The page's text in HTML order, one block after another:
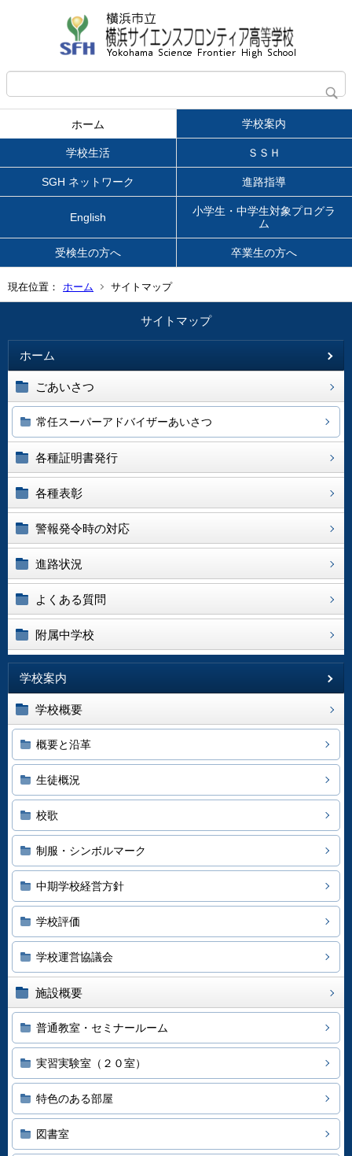
ホーム 学校案内
学校生活 ＳＳＨ
SGH ネットワーク 進路指導
English
小学生・中学生対象プログラ
ム
受検生の方へ 卒業生の方へ
現在位置： ホーム サイトマップ
サイトマップ
ホーム
ごあいさつ
常任スーパーアドバイザーあいさつ
各種証明書発行
各種表彰
警報発令時の対応
進路状況
よくある質問
附属中学校
学校案内
学校概要
概要と沿革
生徒概況
校歌
制服・シンボルマーク
中期学校経営方針
学校評価
学校運営協議会
施設概要
普通教室・セミナールーム
実習実験室（２０室）
特色のある部屋
図書室